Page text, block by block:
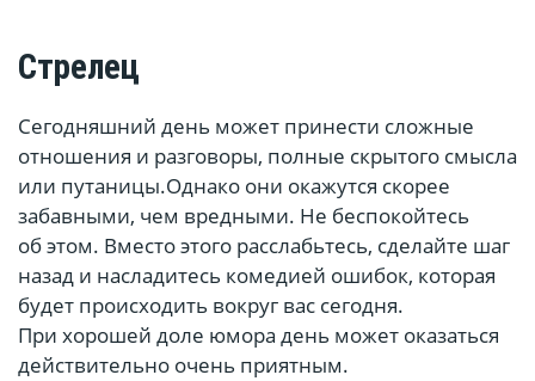
Стрелец
Сегодняшний день может принести сложные
отношения и разговоры, полные скрытого смысла
или путаницы.Однако они окажутся скорее
забавными, чем вредными. Не беспокойтесь
об этом. Вместо этого расслабьтесь, сделайте шаг
назад и насладитесь комедией ошибок, которая
будет происходить вокруг вас сегодня.
При хорошей доле юмора день может оказаться
действительно очень приятным.